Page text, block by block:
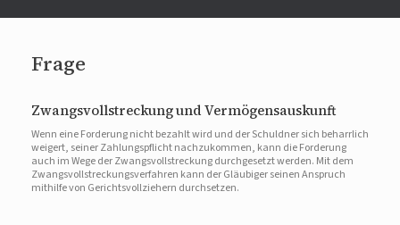
Frage
Zwangsvollstreckung und Vermögensauskunft
Wenn eine Forderung nicht bezahlt wird und der Schuldner sich beharrlich
weigert, seiner Zahlungspflicht nachzukommen, kann die Forderung
auch im Wege der Zwangsvollstreckung durchgesetzt werden. Mit dem
Zwangsvollstreckungsverfahren kann der Gläubiger seinen Anspruch
mithilfe von Gerichtsvollziehern durchsetzen.